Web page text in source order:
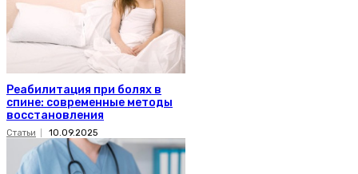
Реабилитация при болях в
спине: современные методы
восстановления
Статьи 10.09.2025